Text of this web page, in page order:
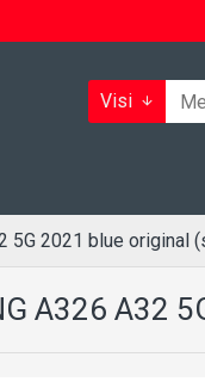
Visi
5G 2021 blue original
A326 A32